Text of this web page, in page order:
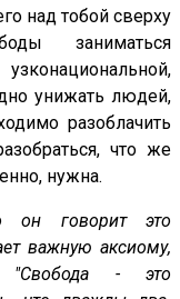
над тобой сверху
заниматься
унижать людей,
разоблачить
что же
нужна.
он говорит это
важную аксиому,
"Свобода - это